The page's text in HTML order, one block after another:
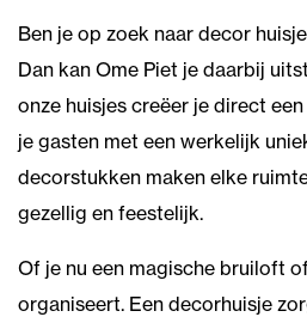
Ben je op zoek naar decor
Dan kan Ome Piet je daarbij
onze huisjes creëer je direct
je gasten met een werkelijk
decorstukken maken elke
gezellig en feestelijk.
Of je nu een magische bruiloft
organiseert. Een decorhuisje